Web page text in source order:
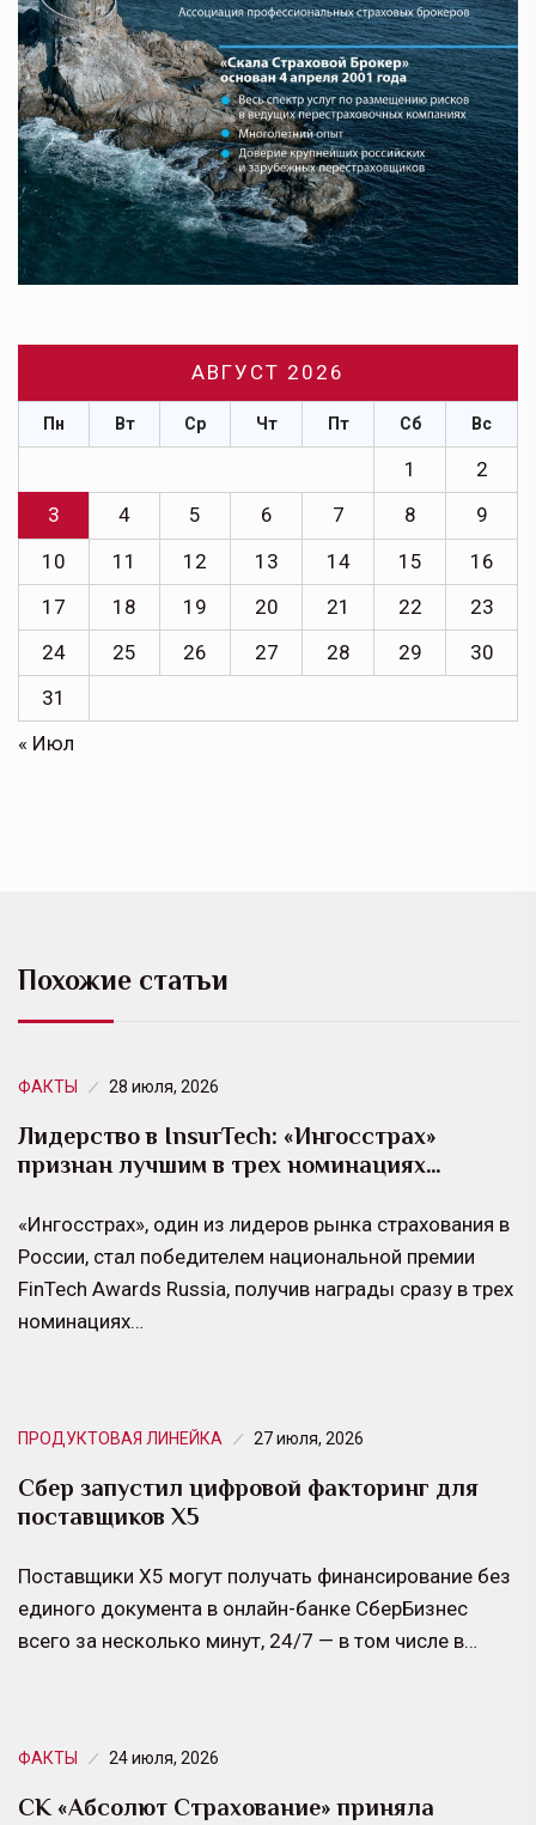
АВГУСТ 2026
Пн Вт Ср Чт Пт Сб Вс
1
2
3
4 5 6 7 8
9
10
11 12 13 14 15
16
17
18 19 20 21 22
23
24
25 26 27 28 29
30
31
« Июл
Похожие статьи
ФАКТЫ 28 июля, 2026
Лидерство в InsurTech: «Ингосстрах»
признан лучшим в трех номинациях…
«Ингосстрах», один из лидеров рынка страхования в
России, стал победителем национальной премии
FinTech Awards Russia, получив награды сразу в трех
номинациях…
ПРОДУКТОВАЯ ЛИНЕЙКА 27 июля, 2026
Сбер запустил цифровой факторинг для
поставщиков Х5
Поставщики Х5 могут получать финансирование без
единого документа в онлайн-банке СберБизнес
всего за несколько минут, 24/7 — в том числе в…
ФАКТЫ 24 июля, 2026
СК «Абсолют Страхование» приняла